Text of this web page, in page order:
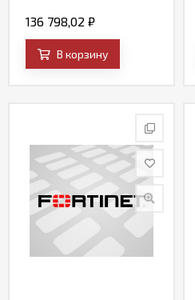
136 798,02 ₽
В корзину